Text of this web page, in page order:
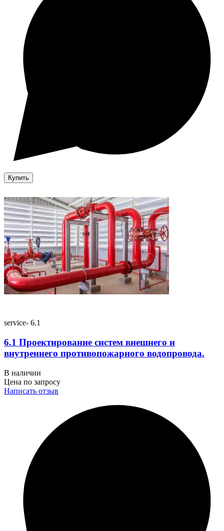
Купить
service- 6.1
6.1 Проектирование систем внешнего и
внутреннего противопожарного водопровода.
В наличии
Цена по запросу
Написать отзыв